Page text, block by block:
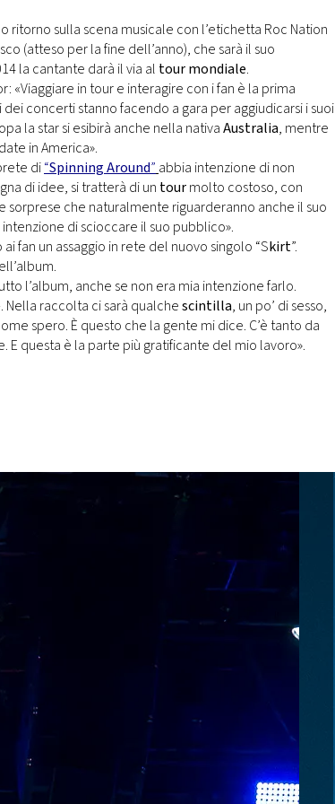
ritorno sulla scena musicale con l’etichetta Roc Nation
(atteso per la fine dell’anno), che sarà il suo
la cantante darà il via al tour mondiale.
«Viaggiare in tour e interagire con i fan è la prima
concerti stanno facendo a gara per aggiudicarsi i suoi
la star si esibirà anche nella nativaAustralia, mentre
in America».
di“Spinning Around” abbia intenzione di non
di idee, si tratterà di un tourmolto costoso, con
che naturalmente riguarderanno anche il suo
di scioccare il suo pubblico».
fan un assaggio in rete del nuovo singolo “Skirt”.
l’album, anche se non era mia intenzione farlo.
Nella raccolta ci sarà qualchescintilla, un po’ di sesso,
spero. È questo che la gente mi dice. C’è tanto da
E questa è la parte più gratificante del mio lavoro».